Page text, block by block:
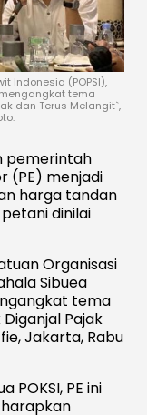
Indonesia (POPSI),
tema
dan Terus Melangit`,
pemerintah
(PE) menjadi
harga tandan
dinilai
Organisasi
Sibuea
tema
Pajak
Jakarta, Rabu
POKSI, PE ini